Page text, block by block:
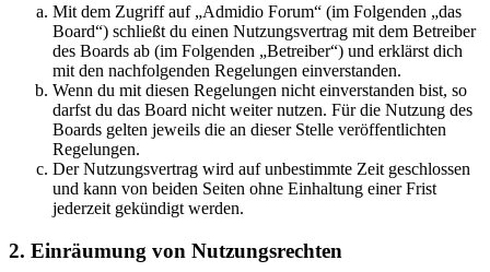
Mit dem Zugriff auf „Admidio Forum“ (im Folgenden „das
Board“) schließt du einen Nutzungsvertrag mit dem Betreiber
des Boards ab (im Folgenden „Betreiber“) und erklärst dich
mit den nachfolgenden Regelungen einverstanden.
Wenn du mit diesen Regelungen nicht einverstanden bist, so
darfst du das Board nicht weiter nutzen. Für die Nutzung des
Boards gelten jeweils die an dieser Stelle veröffentlichten
Regelungen.
Der Nutzungsvertrag wird auf unbestimmte Zeit geschlossen
und kann von beiden Seiten ohne Einhaltung einer Frist
jederzeit gekündigt werden.
2. Einräumung von Nutzungsrechten